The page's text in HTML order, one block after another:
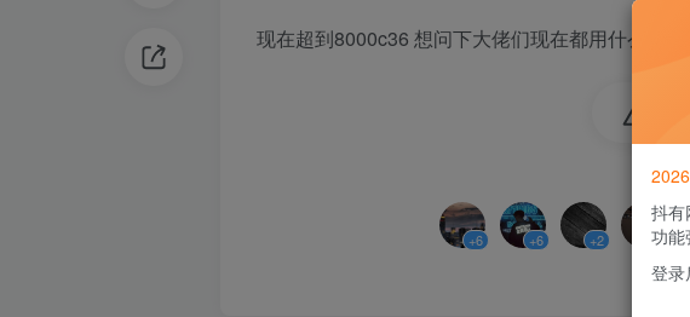
现在超到8000c36 想问下大佬们现在都用什么跑内
8人已
+6 +6 +2 +4
抖有
功能
登录